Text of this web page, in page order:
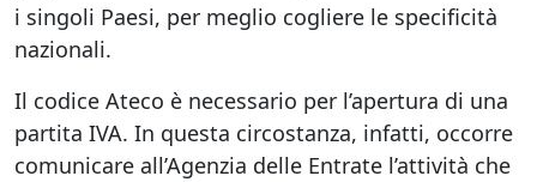
i singoli Paesi, per meglio cogliere le specificità
nazionali.
Il codice Ateco è necessario per l’apertura di una
partita IVA. In questa circostanza, infatti, occorre
comunicare all’Agenzia delle Entrate l’attività che